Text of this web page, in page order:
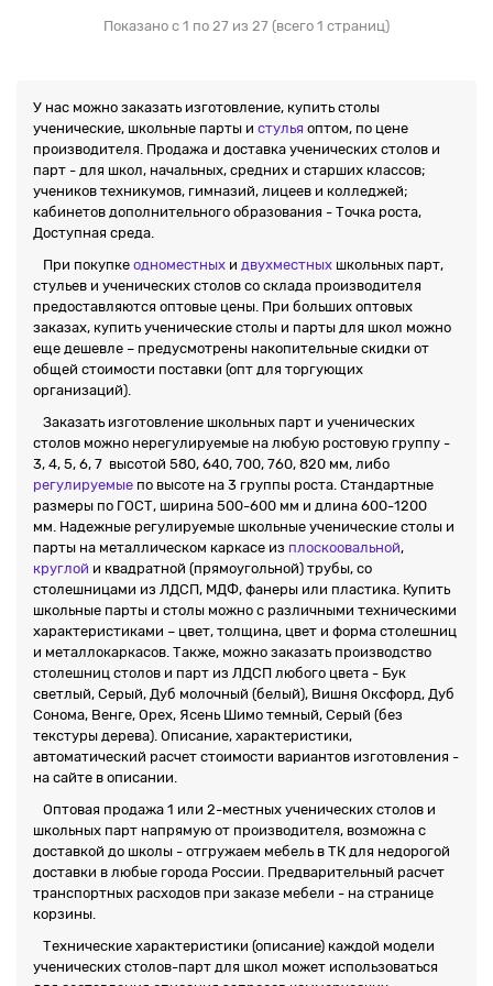
Показано с 1 по 27 из 27 (всего 1 страниц)
У нас можно заказать изготовление, купить столы
ученические, школьные парты и стулья оптом, по цене
производителя. Продажа и доставка ученических столов и
парт - для школ, начальных, средних и старших классов;
учеников техникумов, гимназий, лицеев и колледжей;
кабинетов дополнительного образования - Точка роста,
Доступная среда.
При покупке одноместных и двухместных школьных парт,
стульев и ученических столов со склада производителя
предоставляются оптовые цены. При больших оптовых
заказах, купить ученические столы и парты для школ можно
еще дешевле – предусмотрены накопительные скидки от
общей стоимости поставки (опт для торгующих
организаций).
Заказать изготовление школьных парт и ученических
столов можно нерегулируемые на любую ростовую группу -
3, 4, 5, 6, 7 высотой 580, 640, 700, 760, 820 мм, либо
регулируемые по высоте на 3 группы роста. Стандартные
размеры по ГОСТ, ширина 500-600 мм и длина 600-1200
мм. Надежные регулируемые школьные ученические столы и
парты на металлическом каркасе из плоскоовальной,
круглой и квадратной (прямоугольной) трубы, со
столешницами из ЛДСП, МДФ, фанеры или пластика. Купить
школьные парты и столы можно с различными техническими
характеристиками – цвет, толщина, цвет и форма столешниц
и металлокаркасов. Также, можно заказать производство
столешниц столов и парт из ЛДСП любого цвета - Бук
светлый, Серый, Дуб молочный (белый), Вишня Оксфорд, Дуб
Сонома, Венге, Орех, Ясень Шимо темный, Серый (без
текстуры дерева). Описание, характеристики,
автоматический расчет стоимости вариантов изготовления -
на сайте в описании.
Оптовая продажа 1 или 2-местных ученических столов и
школьных парт напрямую от производителя, возможна с
доставкой до школы - отгружаем мебель в ТК для недорогой
доставки в любые города России. Предварительный расчет
транспортных расходов при заказе мебели - на странице
корзины.
Технические характеристики (описание) каждой модели
ученических столов-парт для школ может использоваться